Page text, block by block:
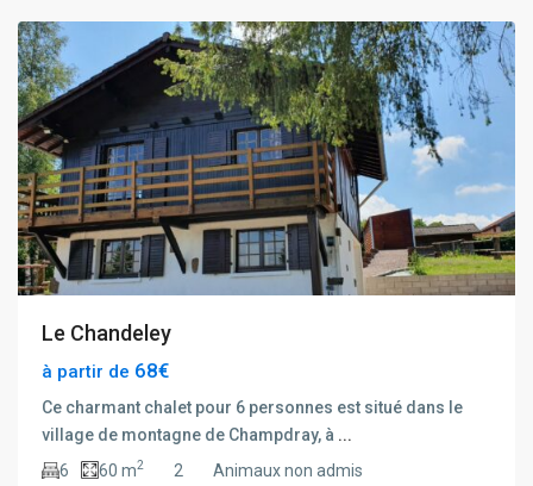
Le Chandeley
à partir de 68€
Ce charmant chalet pour 6 personnes est situé dans le
village de montagne de Champdray, à ...
6
60 m2 2 Animaux non admis